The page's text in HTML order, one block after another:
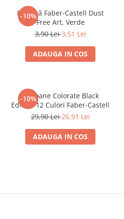
-10%
Radieră Faber-Castell Dust
Free Art, Verde
3,90 Lei3,51 Lei
ADAUGA IN COS
-10%
Creioane Colorate Black
Edition 12 Culori Faber-Castell
29,90 Lei26,91 Lei
ADAUGA IN COS